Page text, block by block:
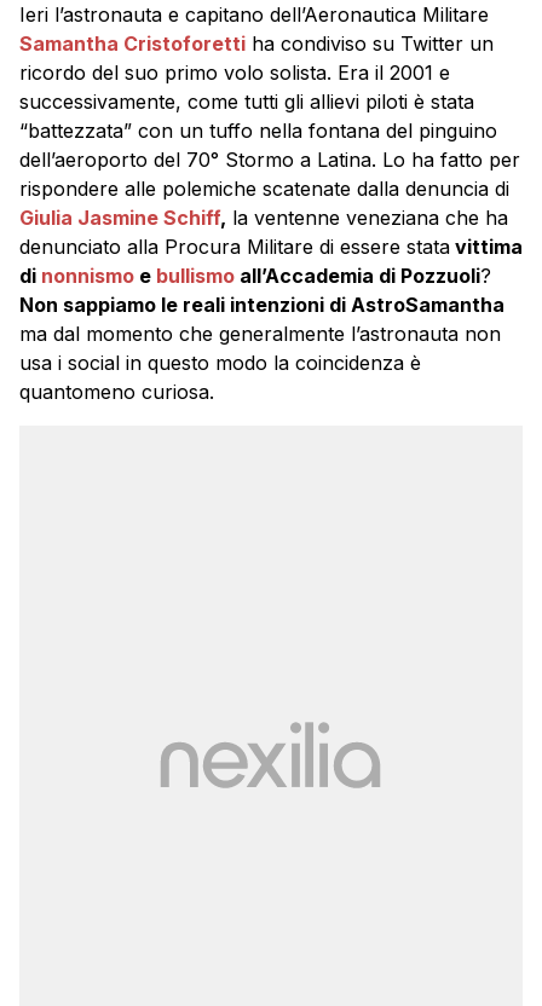
Ieri l’astronauta e capitano dell’Aeronautica Militare
Samantha Cristoforetti ha condiviso su Twitter un
ricordo del suo primo volo solista. Era il 2001 e
successivamente, come tutti gli allievi piloti è stata
“battezzata” con un tuffo nella fontana del pinguino
dell’aeroporto del 70° Stormo a Latina. Lo ha fatto per
rispondere alle polemiche scatenate dalla denuncia di
Giulia Jasmine Schiff, la ventenne veneziana che ha
denunciato alla Procura Militare di essere stata vittima
di nonnismo e bullismo all’Accademia di Pozzuoli?
Non sappiamo le reali intenzioni di AstroSamantha
ma dal momento che generalmente l’astronauta non
usa i social in questo modo la coincidenza è
quantomeno curiosa.